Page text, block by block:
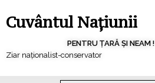
Cuvântul Națiunii
PENTRU ȚARĂ ȘI NEAM !
Ziar naționalist-conservator